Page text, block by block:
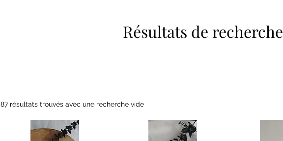
Résultats de recherche
87 résultats trouvés avec une recherche vide